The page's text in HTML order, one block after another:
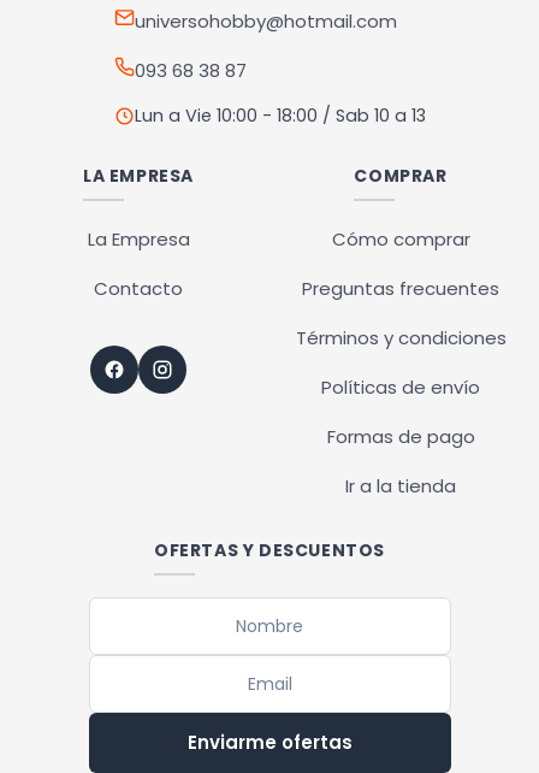
universohobby@hotmail.com
093 68 38 87
Lun a Vie 10:00 - 18:00 / Sab 10 a 13
LA EMPRESA
La Empresa
Contacto
COMPRAR
Cómo comprar
Preguntas frecuentes
Términos y condiciones
Políticas de envío
Formas de pago
Ir a la tienda
OFERTAS Y DESCUENTOS
Enviarme ofertas